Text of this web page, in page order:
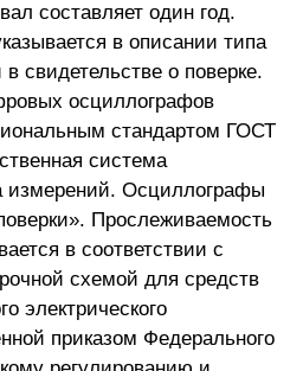
составляет один год.
в описании типа
свидетельстве о поверке.
осциллографов
стандартом ГОСТ
система
измерений. Осциллографы
Прослеживаемость
в соответствии с
схемой для средств
электрического
приказом Федерального